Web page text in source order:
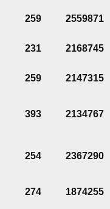
259 2559871
231 2168745
259 2147315
393 2134767
254 2367290
274 1874255